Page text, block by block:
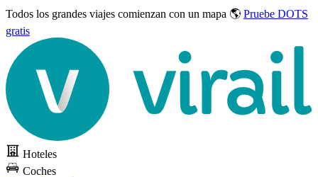
Todos los grandes viajes comienzan con un mapa 🌎 Pruebe DOTS
gratis
Hoteles
Coches